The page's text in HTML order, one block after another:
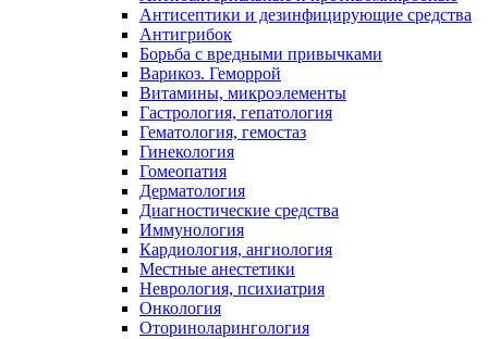
Антисептики и дезинфицирующие средства
Антигрибок
Борьба с вредными привычками
Варикоз. Геморрой
Витамины, микроэлементы
Гастрология, гепатология
Гематология, гемостаз
Гинекология
Гомеопатия
Дерматология
Диагностические средства
Иммунология
Кардиология, ангиология
Местные анестетики
Неврология, психиатрия
Онкология
Оториноларингология